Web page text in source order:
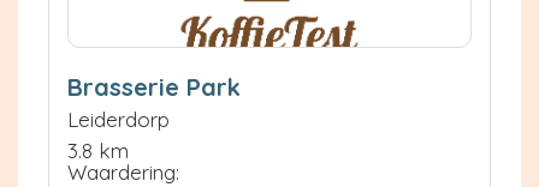
Brasserie Park
Leiderdorp
3.8 km
Waardering: